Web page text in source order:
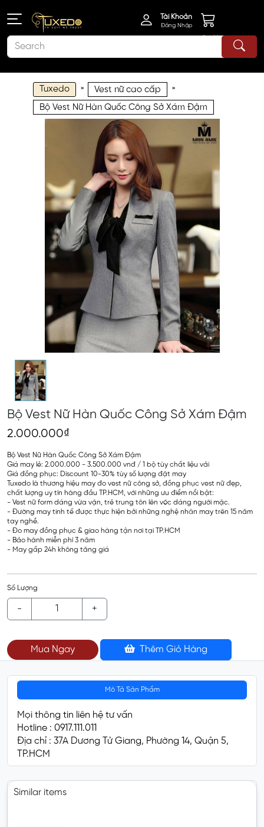
Tài Khoản
Đăng Nhập
Giỏ Hàng
Tuxedo » Vest nữ cao cấp »
Bộ Vest Nữ Hàn Quốc Công Sở Xám Đậm
Bộ Vest Nữ Hàn Quốc Công Sở Xám Đậm
2.000.000₫
Bộ Vest Nữ Hàn Quốc Công Sở Xám Đậm
Giá may lẻ: 2.000.000 - 3.500.000 vnđ / 1 bộ tùy chất liệu vải
Giá đồng phục: Discount 10-30% tùy số lượng đặt may
Tuxedo là thương hiệu may đo vest nữ công sở, đồng phục vest nữ đẹp,
chất lượng uy tín hàng đầu TP.HCM, với những ưu điểm nổi bật:
- Vest nữ form dáng vừa vặn, trẻ trung tôn lên vóc dáng người mặc.
- Đường may tinh tế được thực hiện bởi những nghệ nhân may trên 15 năm
tay nghề.
- Đo may đồng phục & giao hàng tận nơi tại TP.HCM
- Bảo hành miễn phí 3 năm
- May gấp 24h không tăng giá
Số Lượng
- +
Mua Ngay Thêm Giỏ Hàng
Mô Tả Sản Phẩm
Mọi thông tin liên hệ tư vấn
Hotline : 0917.111.011
Địa chỉ : 37A Dương Tử Giang, Phường 14, Quận 5,
TP.HCM
Similar items